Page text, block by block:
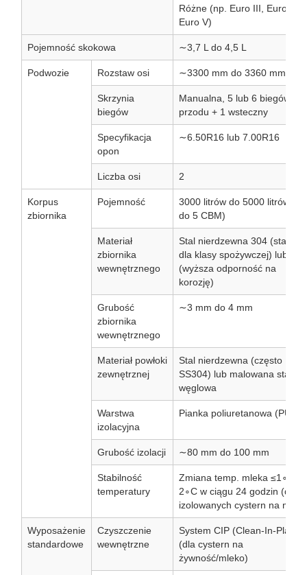
Różne (np. Euro III, Euro IV,
Euro V)
Pojemność skokowa ∼3,7 L do 4,5 L
Podwozie Rozstaw osi ∼3300 mm do 3360 mm
Skrzynia
biegów
Manualna, 5 lub 6 biegów do
przodu + 1 wsteczny
Specyfikacja
opon
∼6.50R16 lub 7.00R16
Liczba osi 2
Korpus
zbiornika
Pojemność
3000 litrów do 5000 litrów (3
do 5 CBM)
Materiał
zbiornika
wewnętrznego
Stal nierdzewna 304
dla klasy spożywczej) lub 316
(wyższa odporność na
korozję)
Grubość
zbiornika
wewnętrznego
∼3 mm do 4 mm
Materiał powłoki
zewnętrznej
Stal nierdzewna (często
SS304) lub malowana stal
węglowa
Warstwa
izolacyjna
Pianka poliuretanowa (PUF)
Grubość izolacji ∼80 mm do 100 mm
Stabilność
temperatury
Zmiana temp. mleka ≤1∘C
2∘C w ciągu 24 godzin (dla
izolowanych cystern na
Wyposażenie
standardowe
Czyszczenie
wewnętrzne
System CIP (Clean-In-Place)
(dla cystern na
żywność/mleko)